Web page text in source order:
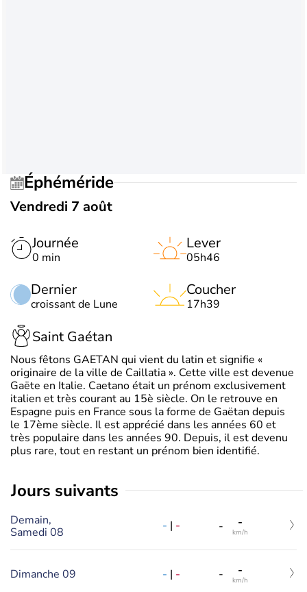
Éphéméride
Vendredi 7 août
Journée
0 min
Dernier
croissant de Lune
Lever
05h46
Coucher
17h39
Saint Gaétan
Nous fêtons GAETAN qui vient du latin et signifie «
originaire de la ville de Caillatia ». Cette ville est devenue
Gaëte en Italie. Caetano était un prénom exclusivement
italien et très courant au 15è siècle. On le retrouve en
Espagne puis en France sous la forme de Gaëtan depuis
le 17ème siècle. Il est apprécié dans les années 60 et
très populaire dans les années 90. Depuis, il est devenu
plus rare, tout en restant un prénom bien identifié.
jours suivants
Demain,
Samedi 08
- | - - -
km/h
Dimanche 09 - | - - -
km/h